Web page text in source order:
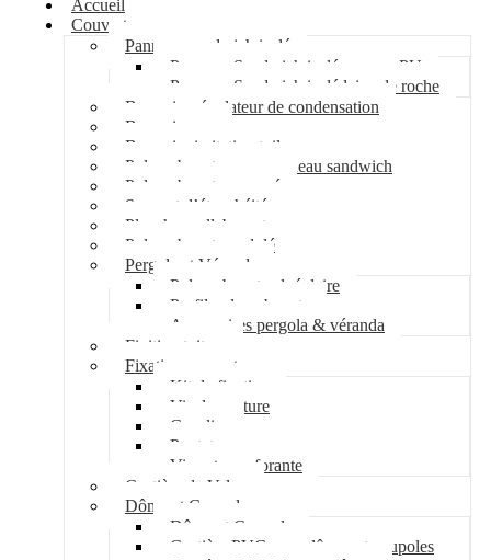
Accueil
Couverture
Panneau sandwich isolé
Panneau Sandwich isolé mousse PU
Panneau Sandwich isolé laine de roche
Bac acier régulateur de condensation
Bac acier sec
Bac acier imitation tuile
Polycarbonate pour panneau sandwich
Polycarbonate nervuré
Support d’étanchéité
Plancher collaborant
Polycarbonate ondulé
Pergola et Véranda
Polycarbonate alvéolaire
Profil polycarbonate
Accessoires pergola & véranda
Finition toiture
Fixation couverture
Kit de fixation
Vis de couture
Cavalier
Pontet
Vis auto-perforante
Costière de Velux
Dôme et Coupole
Dôme et Coupole
Costière PVC pour dômes et coupoles